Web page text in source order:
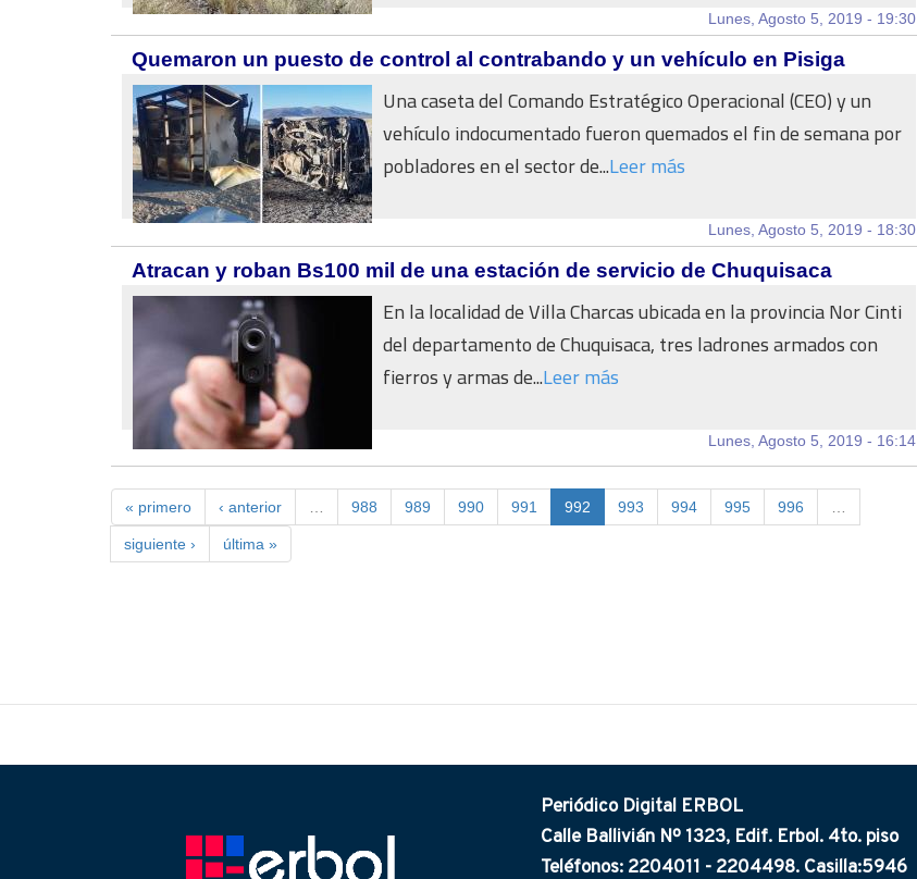
Lunes, Agosto 5, 2019 - 19:30
Quemaron un puesto de control al contrabando y un vehículo en Pisiga
Una caseta del Comando Estratégico Operacional (CEO) y un
vehículo indocumentado fueron quemados el fin de semana por
pobladores en el sector de...Leer más
Lunes, Agosto 5, 2019 - 18:30
Atracan y roban Bs100 mil de una estación de servicio de Chuquisaca
En la localidad de Villa Charcas ubicada en la provincia Nor Cinti
del departamento de Chuquisaca, tres ladrones armados con
fierros y armas de...Leer más
Lunes, Agosto 5, 2019 - 16:14
« primero ‹ anterior 988 989 990 991 992 993 994 995 996
siguiente › última »
Periódico Digital ERBOL
Calle Ballivián Nº 1323, Edif. Erbol. 4to. piso
Teléfonos: 2204011 - 2204498. Casilla:5946